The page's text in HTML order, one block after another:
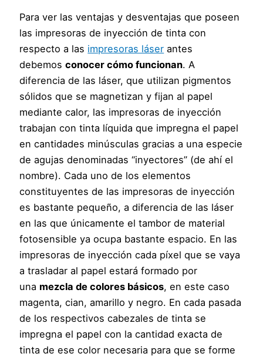
Para ver las ventajas y desventajas que poseen
las impresoras de inyección de tinta con
respecto a las impresoras láser antes
debemosconocer cómo funcionan. A
diferencia de las láser, que utilizan pigmentos
sólidos que se magnetizan y fijan al papel
mediante calor, las impresoras de inyección
trabajan con tinta líquida que impregna el papel
en cantidades minúsculas gracias a una especie
de agujas denominadas “inyectores” (de ahí el
nombre). Cada uno de los elementos
constituyentes de las impresoras de inyección
es bastante pequeño, a diferencia de las láser
en las que únicamente el tambor de material
fotosensible ya ocupa bastante espacio. En las
impresoras de inyección cada píxel que se vaya
a trasladar al papel estará formado por
una mezcla de colores básicos, en este caso
magenta, cian, amarillo y negro. En cada pasada
de los respectivos cabezales de tinta se
impregna el papel con la cantidad exacta de
tinta de ese color necesaria para que se forme